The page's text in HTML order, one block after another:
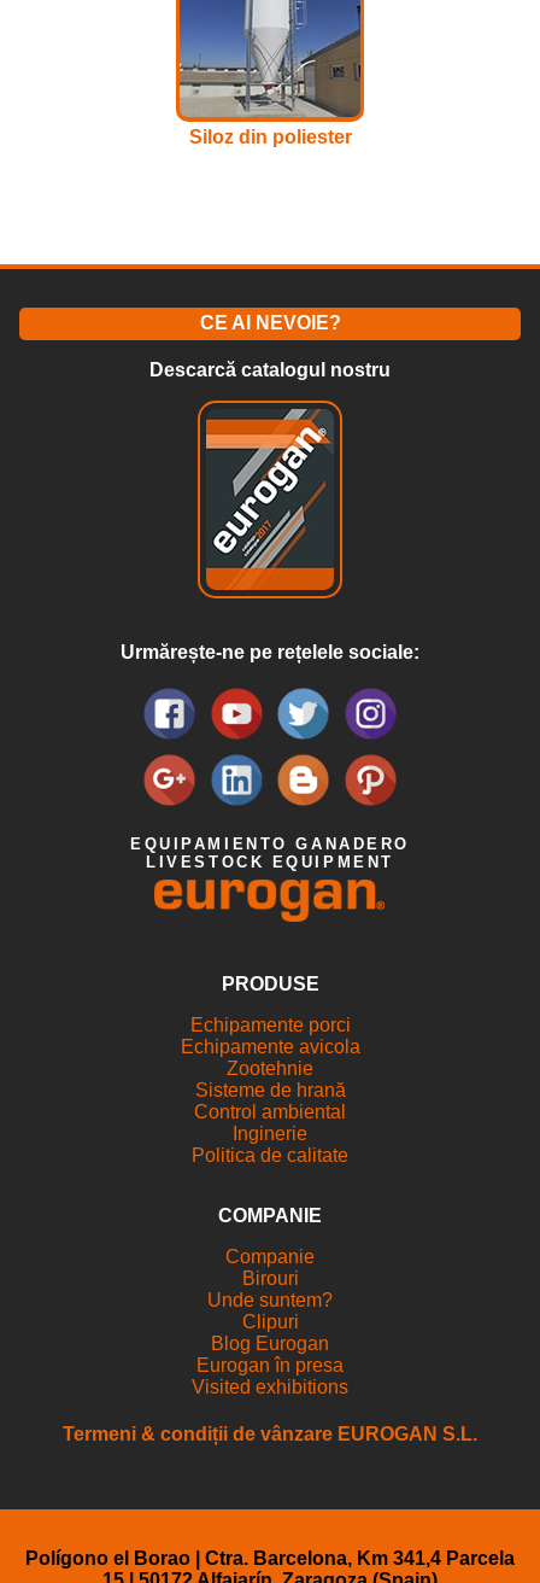
Siloz din poliester
CE AI NEVOIE?
Descarcă catalogul nostru
Urmărește-ne pe rețelele sociale:
EQUIPAMIENTO GANADERO
LIVESTOCK EQUIPMENT
PRODUSE
Echipamente porci
Echipamente avicola
Zootehnie
Sisteme de hrană
Control ambiental
Inginerie
Politica de calitate
COMPANIE
Companie
Birouri
Unde suntem?
Clipuri
Blog Eurogan
Eurogan în presa
Visited exhibitions
Termeni & condiții de vânzare EUROGAN S.L.
Polígono el Borao | Ctra. Barcelona, Km 341,4 Parcela